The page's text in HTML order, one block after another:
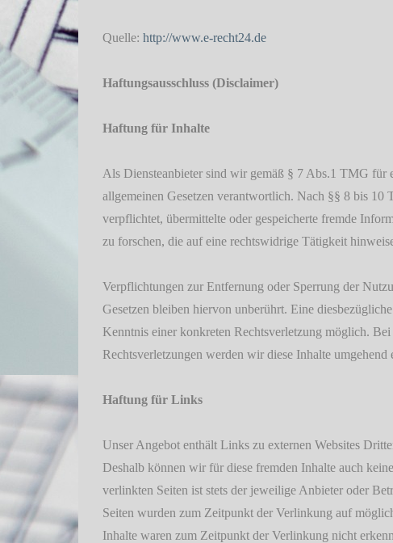
Quelle:http://www.e-recht24.de
Haftungsausschluss (Disclaimer)
Haftung für Inhalte
Als Diensteanbieter sind wir gemäß § 7 Abs.1 TMG für
allgemeinen Gesetzen verantwortlich. Nach §§ 8 bis
verpflichtet, übermittelte oder gespeicherte fremde
zu forschen, die auf eine rechtswidrige Tätigkeit
Verpflichtungen zur Entfernung oder Sperrung der
Gesetzen bleiben hiervon unberührt. Eine
Kenntnis einer konkreten Rechtsverletzung möglich.
Rechtsverletzungen werden wir diese Inhalte umgehend
Haftung für Links
Unser Angebot enthält Links zu externen Websites
Deshalb können wir für diese fremden Inhalte auch
verlinkten Seiten ist stets der jeweilige Anbieter oder
Seiten wurden zum Zeitpunkt der Verlinkung auf
Inhalte waren zum Zeitpunkt der Verlinkung nicht